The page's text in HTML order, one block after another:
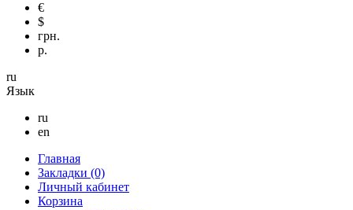
€
$
грн.
р.
ru
Язык
ru
en
Главная
Закладки (0)
Личный кабинет
Корзина